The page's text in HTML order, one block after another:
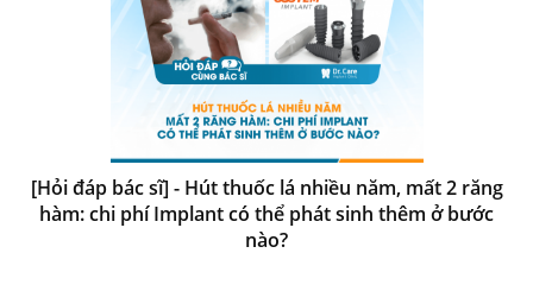
[Hỏi đáp bác sĩ] - Hút thuốc lá nhiều năm, mất 2 răng
hàm: chi phí Implant có thể phát sinh thêm ở bước
nào?